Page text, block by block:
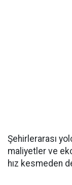
Şehirlerarası
maliyetler ve
hız kesmeden